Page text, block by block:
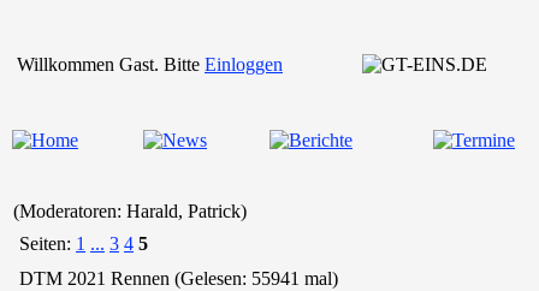
Willkommen Gast. Bitte Einloggen
(Moderatoren: Harald, Patrick)
Seiten: 1 ... 3 4 5
DTM 2021 Rennen (Gelesen: 55941 mal)